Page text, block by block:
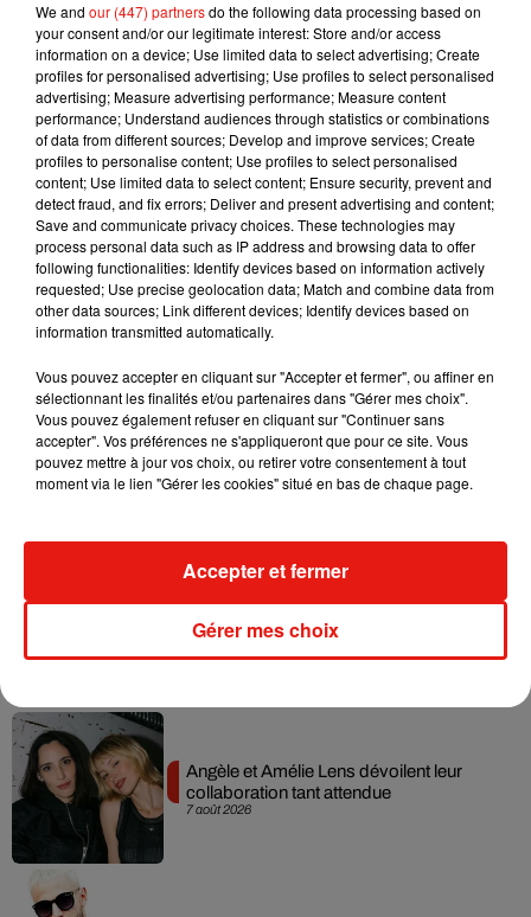
diplôme.
La session sera composée de deux épreuves orales : une
interrogation portant sur les disciplines générales et une
autre sur le domaine professionnel.
"Pour chaque interrogation, une note sera attribuée qui
pourra, lorsqu'elle en améliorera la valeur, remplacer la
moyenne initiale" du candidat, est-il précisé.
(Avec AFP)
album après sa tournée mondiale
7 août 2026
Angèle et Amélie Lens dévoilent leur
collaboration tant attendue
We and our (447) partnersdo the following data processing based on
your consent and/or our legitimate interest: Store and/or access
information on a device; Use limited data to select advertising; Create
profiles for personalised advertising; Use profiles to select personalised
advertising; Measure advertising performance; Measure content
performance; Understand audiences through statistics or combinations
of data from different sources; Develop and improve services; Create
profiles to personalise content; Use profiles to select personalised
content; Use limited data to select content; Ensure security, prevent and
detect fraud, and fix errors; Deliver and present advertising and content;
Save and communicate privacy choices. These technologies may
process personal data such as IP address and browsing data to offer
following functionalities: Identify devices based on information actively
requested; Use precise geolocation data; Match and combine data from
other data sources; Link different devices; Identify devices based on
information transmitted automatically.
Vous pouvez accepter en cliquant sur "Accepter et fermer", ou affiner en
sélectionnant les finalités et/ou partenaires dans "Gérer mes choix".
Vous pouvez également refuser en cliquant sur "Continuer sans
accepter". Vos préférences ne s'appliqueront que pour ce site. Vous
pouvez mettre à jour vos choix, ou retirer votre consentement à tout
moment via le lien "Gérer les cookies" situé en bas de chaque page.
Gérer mes choix
Accepter et fermer